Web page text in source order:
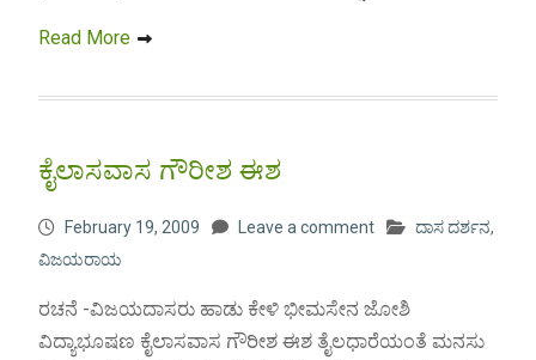
Read More
ಕೈಲಾಸವಾಸ ಗೌರೀಶ ಈಶ
February 19, 2009 Leave a comment ದಾಸ ದರ್ಶನ,
ವಿಜಯರಾಯ
ರಚನೆ -ವಿಜಯದಾಸರು ಹಾಡು ಕೇಳಿ ಭೀಮಸೇನ ಜೋಶಿ
ವಿದ್ಯಾಭೂಷಣ ಕೈಲಾಸವಾಸ ಗೌರೀಶ ಈಶ ತೈಲಧಾರೆಯಂತೆ ಮನಸು